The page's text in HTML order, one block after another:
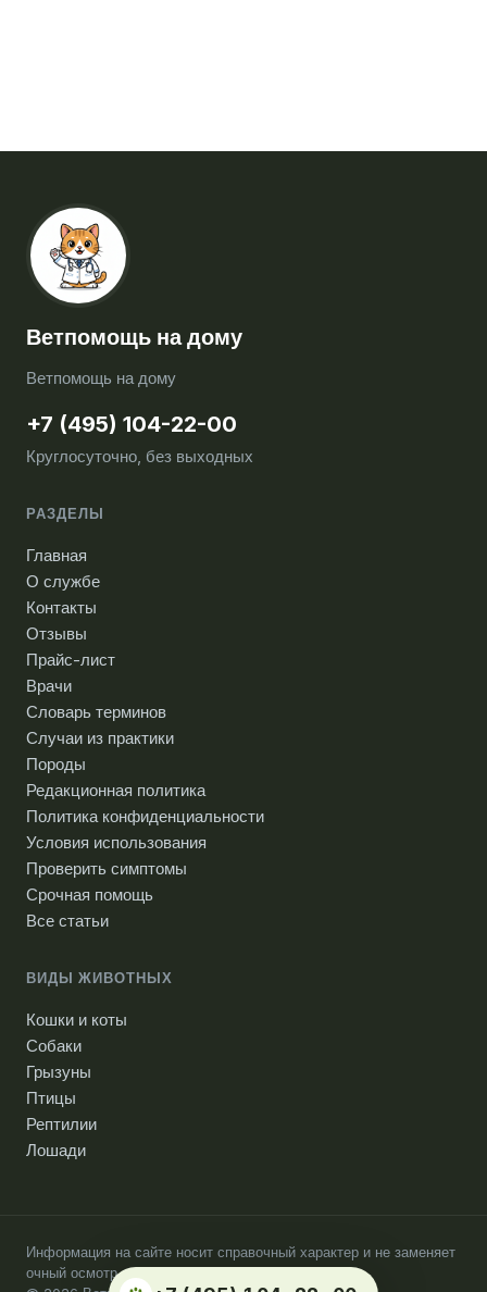
Ветпомощь на дому
Ветпомощь на дому
+7 (495) 104-22-00
Круглосуточно, без выходных
РАЗДЕЛЫ
Главная
О службе
Контакты
Отзывы
Прайс-лист
Врачи
Словарь терминов
Случаи из практики
Породы
Редакционная политика
Политика конфиденциальности
Условия использования
Проверить симптомы
Срочная помощь
Все статьи
ВИДЫ ЖИВОТНЫХ
Кошки и коты
Собаки
Грызуны
Птицы
Рептилии
Лошади
Информация на сайте носит справочный характер и не заменяет
очный осмотр ветеринарного врача.